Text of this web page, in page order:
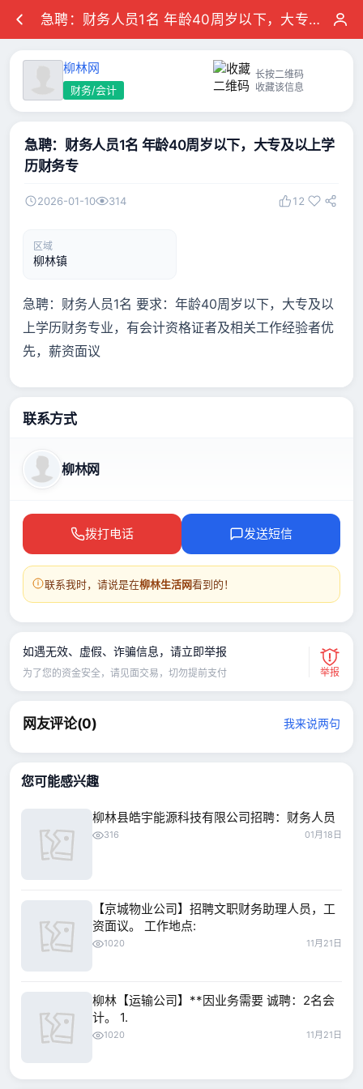
急聘：财务人员1名 年龄40周岁以下，大专及以上学历财务专
柳林网
财务/会计
长按二维码
收藏该信息
急聘：财务人员1名 年龄40周岁以下，大专及以上学
历财务专
2026-01-10 314 12
区域
柳林镇
急聘：财务人员1名 要求：年龄40周岁以下，大专及以
上学历财务专业，有会计资格证者及相关工作经验者优
先，薪资面议
联系方式
柳林网
拨打电话 发送短信
联系我时，请说是在柳林生活网看到的！
如遇无效、虚假、诈骗信息，请立即举报
为了您的资金安全，请见面交易，切勿提前支付 举报
网友评论(0) 我来说两句
您可能感兴趣
柳林县皓宇能源科技有限公司招聘：财务人员
316 01月18日
【京城物业公司】招聘文职财务助理人员，工
资面议。 工作地点:
1020 11月21日
柳林【运输公司】**因业务需要 诚聘：2名会
计。 1.
1020 11月21日